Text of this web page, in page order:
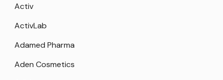
Activ
ActivLab
Adamed Pharma
Aden Cosmetics